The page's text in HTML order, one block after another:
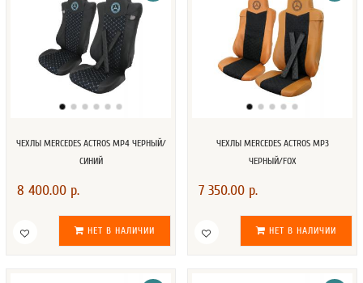
ЧЕХЛЫ MERCEDES ACTROS MP4 ЧЕРНЫЙ/
СИНИЙ
8 400.00 р.
НЕТ В НАЛИЧИИ
ЧЕХЛЫ MERCEDES ACTROS MP3
ЧЕРНЫЙ/FOX
7 350.00 р.
НЕТ В НАЛИЧИИ